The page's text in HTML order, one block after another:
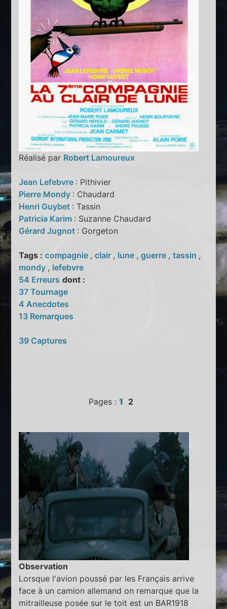
Réalisé par Robert Lamoureux
Jean Lefebvre : Pithivier
Pierre Mondy : Chaudard
Henri Guybet : Tassin
Patricia Karim : Suzanne Chaudard
Gérard Jugnot : Gorgeton
Tags : compagnie ,clair , lune ,guerre ,tassin ,
mondy , lefebvre
54 Erreurs dont :
37 Tournage
4 Anecdotes
13 Remarques
39 Captures
Pages : 1 2
Observation
Lorsque l'avion poussé par les Français arrive
face à un camion allemand on remarque que la
mitrailleuse posée sur le toit est un BAR1918